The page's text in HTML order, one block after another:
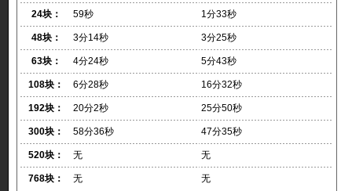
24块： 59秒 1分33秒
48块： 3分14秒 3分25秒
63块： 4分24秒 5分43秒
108块： 6分28秒 16分32秒
192块： 20分2秒 25分50秒
300块： 58分36秒 47分35秒
520块： 无 无
768块： 无 无